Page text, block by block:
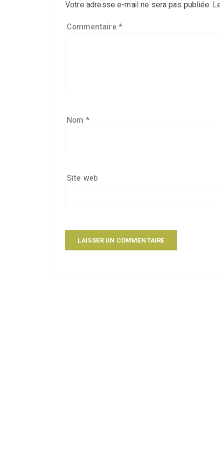
Votre adresse e-mail ne sera pas publiée.
Commentaire *
Nom *
Site web